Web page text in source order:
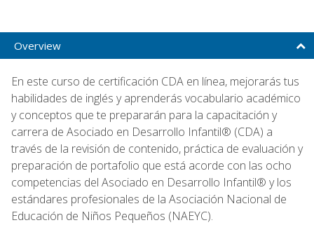
Overview
En este curso de certificación CDA en línea, mejorarás tus
habilidades de inglés y aprenderás vocabulario académico
y conceptos que te prepararán para la capacitación y
carrera de Asociado en Desarrollo Infantil® (CDA) a
través de la revisión de contenido, práctica de evaluación y
preparación de portafolio que está acorde con las ocho
competencias del Asociado en Desarrollo Infantil® y los
estándares profesionales de la Asociación Nacional de
Educación de Niños Pequeños (NAEYC).